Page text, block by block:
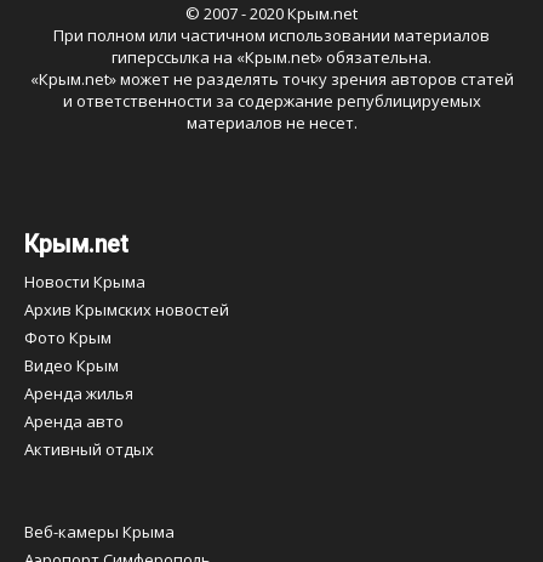
© 2007 - 2020 Крым.net
При полном или частичном использовании материалов
гиперссылка на «Крым.net» обязательна.
«Крым.net» может не разделять точку зрения авторов статей
и ответственности за содержание републицируемых
материалов не несет.
Крым.net
Новости Крыма
Архив Крымских новостей
Фото Крым
Видео Крым
Аренда жилья
Аренда авто
Активный отдых
Веб-камеры Крыма